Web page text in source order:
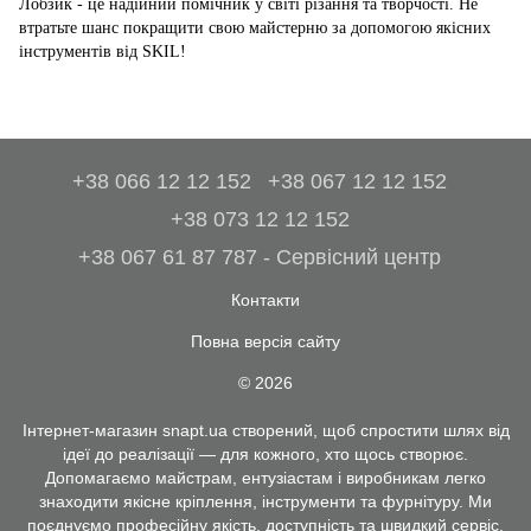
Лобзик - це надійний помічник у світі різання та творчості. Не
втратьте шанс покращити свою майстерню за допомогою якісних
інструментів від SKIL!
+38 066 12 12 152
+38 067 12 12 152
+38 073 12 12 152
+38 067 61 87 787 - Сервісний центр
Контакти
Повна версія сайту
© 2026
Інтернет-магазин snapt.ua створений, щоб спростити шлях від
ідеї до реалізації — для кожного, хто щось створює.
Допомагаємо майстрам, ентузіастам і виробникам легко
знаходити якісне кріплення, інструменти та фурнітуру. Ми
поєднуємо професійну якість, доступність та швидкий сервіс.